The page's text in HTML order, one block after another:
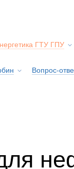
ГТУ ГПУ
Вопрос-